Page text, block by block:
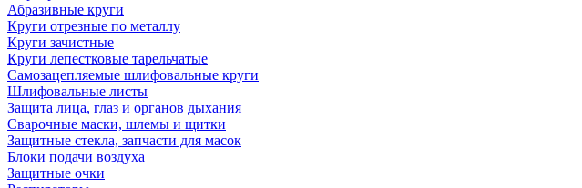
Абразивные круги
Круги отрезные по металлу
Круги зачистные
Круги лепестковые тарельчатые
Самозацепляемые шлифовальные круги
Шлифовальные листы
Защита лица, глаз и органов дыхания
Сварочные маски, шлемы и щитки
Защитные стекла, запчасти для масок
Блоки подачи воздуха
Защитные очки